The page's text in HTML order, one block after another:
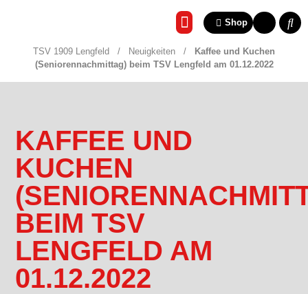
Shop
TSV 1909 Lengfeld / Neuigkeiten /
Kaffee und Kuchen
(Seniorennachmittag) beim TSV Lengfeld am 01.12.2022
KAFFEE UND
KUCHEN
BEIM TSV
LENGFELD AM
01.12.2022